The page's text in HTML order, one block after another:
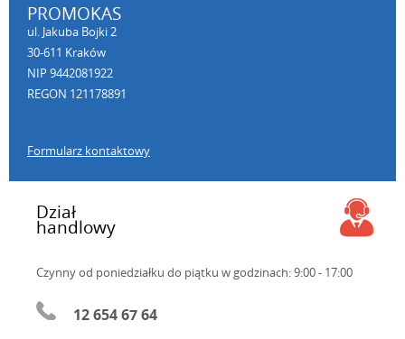
PROMOKAS
ul. Jakuba Bojki 2
30-611 Kraków
NIP 9442081922
REGON 121178891
Formularz kontaktowy
Dział
handlowy
Czynny od poniedziałku do piątku w godzinach: 9:00 - 17:00
12 654 67 64